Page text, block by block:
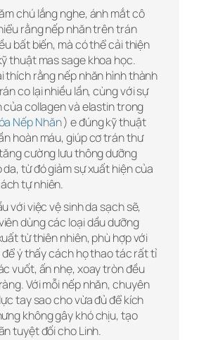
chú lắng nghe, ánh mắt cô
rằng nếp nhăn trên trán
bất biến, mà có thể cải thiện
thuật mas sage khoa học.
thích rằng nếp nhăn hình thành
co lại nhiều lần, cùng với sự
của collagen và elastin trong
Nếp Nhăn) e đúng kỹ thuật
hoàn máu, giúp cơ trán thư
cường lưu thông dưỡng
từ đó giảm sự xuất hiện của
tự nhiên.
với việc vệ sinh da sạch sẽ,
dùng các loại dầu dưỡng
từ thiên nhiên, phù hợp với
để ý thấy cách họ thao tác rất tỉ
vuốt, ấn nhẹ, xoay tròn đều
Với mỗi nếp nhăn, chuyên
tay sao cho vừa đủ để kích
không gây khó chịu, tạo
tuyệt đối cho Linh.